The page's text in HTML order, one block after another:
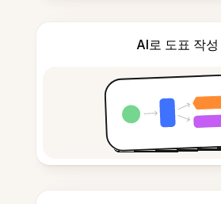
AI로 도표 작성